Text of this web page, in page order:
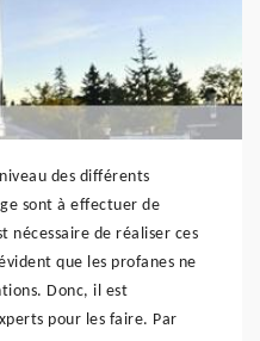
des différents
sont à effectuer de
nécessaire de réaliser ces
que les profanes ne
Donc, il est
pour les faire. Par